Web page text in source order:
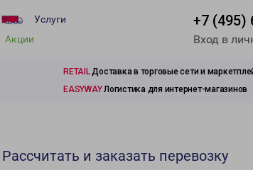
Услуги
Акции
+7 (495)
Вход в
RETAILДоставка в торговые сети и
EASYWAYЛогистика для интернет-магазинов
Рассчитать и заказать перевозку